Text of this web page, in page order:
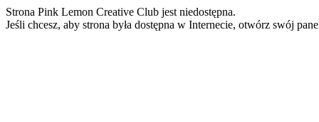
Strona Pink Lemon Creative Club jest niedostępna.
Jeśli chcesz, aby strona była dostępna w Internecie, otwórz swój